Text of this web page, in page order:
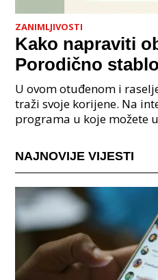
ZANIMLJIVOSTI
Kako napraviti
Porodično stablo
U ovom otuđenom i
traži svoje korijene. Na
programa u koje možete
NAJNOVIJE VIJESTI